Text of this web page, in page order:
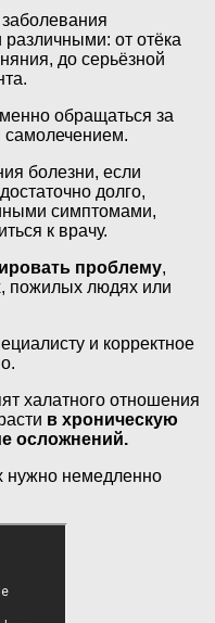
от отёка
до серьёзной
обращаться за
самолечением.
болезни, если
долго,
симптомами,
к врачу.
проблему,
пожилых людях или
и корректное
халатного отношения
в хроническую
осложнений.
нужно немедленно